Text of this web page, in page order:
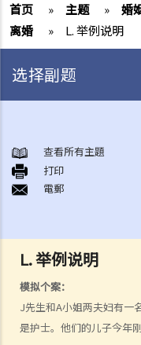
首页 » 主题 » 婚
离婚
» L. 举例说明
L. 举例说明
模拟个案：
J先生和A小姐两夫妇有一
是护士。他们的儿子今年
选择副题
A. 概述
B. 香港认可的婚姻关系
1. 如果我在香港以外地方
2. 我在香港以外的地方结
记结婚吗？
C. 办理婚姻登记及举行婚礼
A. 在香港结婚的条件
B. 结婚登记程序
查看所有主題
打印
電郵